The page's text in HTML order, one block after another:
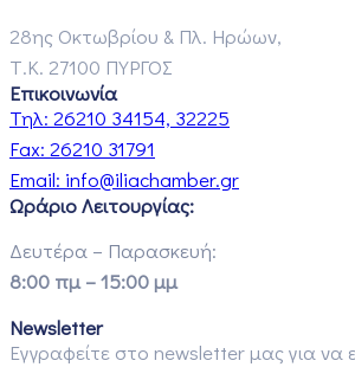
28ης Οκτωβρίου & Πλ. Ηρώων,
Τ.Κ. 27100 ΠΥΡΓΟΣ
Επικοινωνία
Τηλ: 26210 34154, 32225
Fax: 26210 31791
Email: info@iliachamber.gr
Ωράριο Λειτουργίας:
Δευτέρα – Παρασκευή:
8:00 πμ – 15:00 μμ
Newsletter
Εγγραφείτε στο newsletter μας για να